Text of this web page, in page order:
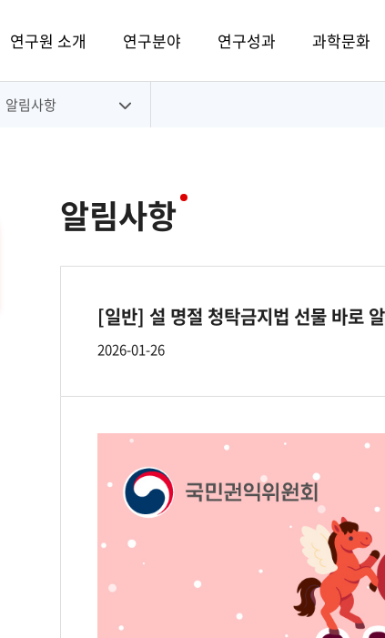
주메뉴연구원 소개 연구분야 연구성과 과학문화
알림사항
알림사항
[일반] 설 명절 청탁금지법 선물 바로
2026-01-26